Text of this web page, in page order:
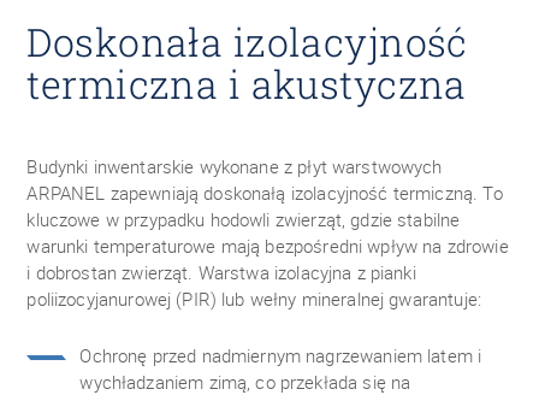
Doskonała izolacyjność
termiczna i akustyczna
Budynki inwentarskie wykonane z płyt warstwowych
ARPANEL zapewniają doskonałą izolacyjność termiczną. To
kluczowe w przypadku hodowli zwierząt, gdzie stabilne
warunki temperaturowe mają bezpośredni wpływ na zdrowie
i dobrostan zwierząt. Warstwa izolacyjna z pianki
poliizocyjanurowej (PIR) lub wełny mineralnej gwarantuje:
Ochronę przed nadmiernym nagrzewaniem latem i
wychładzaniem zimą, co przekłada się na